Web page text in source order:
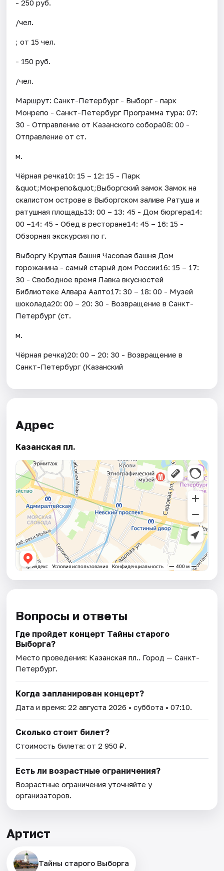
- 250 руб.
/чел.
; от 15 чел.
- 150 руб.
/чел.
Маршрут: Санкт-Петербург - Выборг - парк
Монрепо - Санкт-Петербург Программа тура: 07:
30 - Отправление от Казанского собора08: 00 -
Отправление от ст.
м.
Чёрная речка10: 15 – 12: 15 - Парк
&quot;Монрепо&quot;Выборгский замок Замок на
скалистом острове в Выборгском заливе Ратуша и
ратушная площадь13: 00 – 13: 45 - Дом бюргера14:
00 –14: 45 - Обед в ресторане14: 45 – 16: 15 -
Обзорная экскурсия по г.
Выборгу Круглая башня Часовая башня Дом
горожанина - самый старый дом России16: 15 – 17:
30 - Свободное время Лавка вкусностей
Библиотеке Алвара Аалто17: 30 – 18: 00 - Музей
шоколада20: 00 – 20: 30 - Возвращение в Санкт-
Петербург (ст.
м.
Чёрная речка)20: 00 – 20: 30 - Возвращение в
Санкт-Петербург (Казанский
Адрес
Казанская пл.
Вопросы и ответы
Где пройдет концерт Тайны старого
Выборга?
Место проведения: Казанская пл.. Город — Санкт-
Петербург.
Когда запланирован концерт?
Дата и время:22 августа 2026 • суббота • 07:10.
Сколько стоит билет?
Стоимость билета: от 2 950 ₽.
Есть ли возрастные ограничения?
Возрастные ограничения уточняйте у
организаторов.
Артист
Тайны старого Выборга